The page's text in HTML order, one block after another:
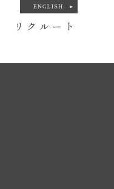
リクルート